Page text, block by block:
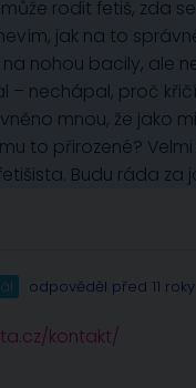
rodit fetiš, zda
jak na to
nohou bacily, ale
– nechápal, proč
mnou, že jako
to přirozené?
Budu ráda za
odpověděl před 11 roky
kontakt/